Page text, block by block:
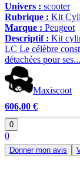
Univers : scooter
Rubrique : Kit
Marque : Peugeot
Descriptif : Kit
LC Le célèbre
détachées pour ses...
Maxiscoot
606,00 €
0
0
Donner mon avis